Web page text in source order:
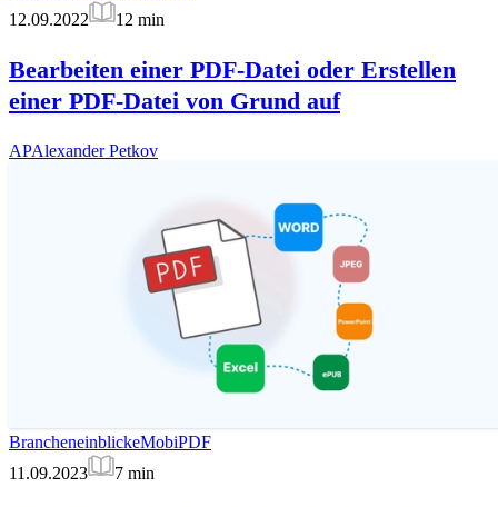
12.09.2022
12 min
Bearbeiten einer PDF-Datei oder Erstellen
einer PDF-Datei von Grund auf
APAlexander Petkov
BrancheneinblickeMobiPDF
11.09.2023
7 min